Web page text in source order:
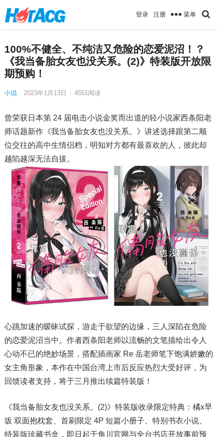
登录 注册 菜单
100%不健全、不纯洁又危险的恋爱泥沼！？
《我当备胎女友也没关系。(2)》特装版开放限
期预购！
小说 2023年1月13日 · 4551 阅读
曾荣获日本第 24 届电击小说金奖而出道的轻小说家西条阳老
师话题新作《我当备胎女友也没关系。》讲述选择跟第二顺
位交往的高中生情侣档，明知对方都有最喜欢的人，彼此却
越陷越深无法自拔。
心跳加速的暧昧试探，游走于欲望的边缘，三人深陷在危险
的恋爱泥沼当中。作者西条阳老师以流畅的文笔描绘出令人
心动不已的绝妙场景，搭配插画家 Re 岳老师笔下饱满娇嫩的
女主角形象，本作在中国台湾上市后反应热烈大受好评，为
回馈读者支持，将于三月推出续篇特装版！
《我当备胎女友也没关系。(2)》特装版收录限定特典：橘x早
坂 双面抱枕套、首刷限定 4P 短篇小册子、特别书衣小说、
特装版珍藏书盒，即日起于角川官网与全台书店开放事前预